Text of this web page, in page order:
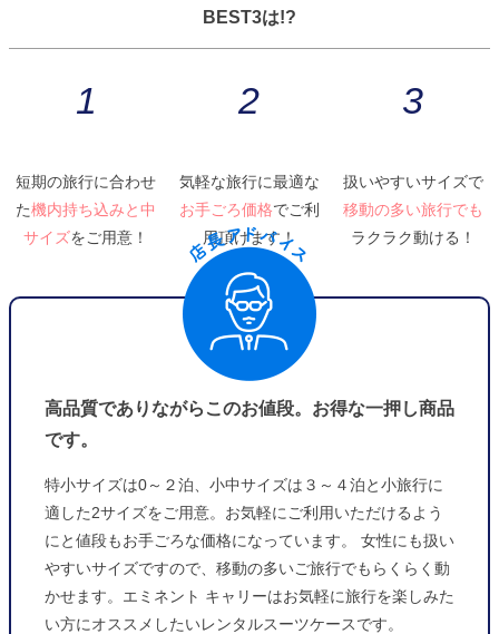
BEST3は!?
1
短期の旅行に合わせ
た機内持ち込みと中
サイズをご用意！
2
気軽な旅行に最適な
お手ごろ価格でご利
用頂けます！
3
扱いやすいサイズで
移動の多い旅行でも
ラクラク動ける！
高品質でありながらこのお値段。お得な一押し商品
です。
特小サイズは0～２泊、小中サイズは３～４泊と小旅行に
適した2サイズをご用意。お気軽にご利用いただけるよう
にと値段もお手ごろな価格になっています。 女性にも扱い
やすいサイズですので、移動の多いご旅行でもらくらく動
かせます。エミネント キャリーはお気軽に旅行を楽しみた
い方にオススメしたいレンタルスーツケースです。